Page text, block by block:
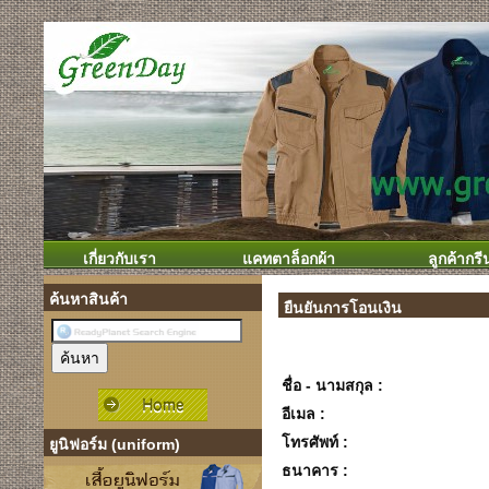
เกี่ยวกับเรา แคทตาล็อกผ้า ลูกค้ากรี
ค้นหาสินค้า
ยูนิฟอร์ม (uniform)
ยืนยันการโอนเงิน
ชื่อ - นามสกุล :
อีเมล :
โทรศัพท์ :
ธนาคาร :